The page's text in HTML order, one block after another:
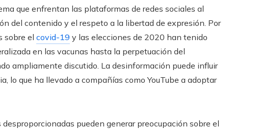
que enfrentan las plataformas de redes sociales al
del contenido y el respeto a la libertad de expresión. Por
sobre el covid-19 y las elecciones de 2020 han tenido
en las vacunas hasta la perpetuación del
ampliamente discutido. La desinformación puede influir
lo que ha llevado a compañías como YouTube a adoptar
pueden generar preocupación sobre el